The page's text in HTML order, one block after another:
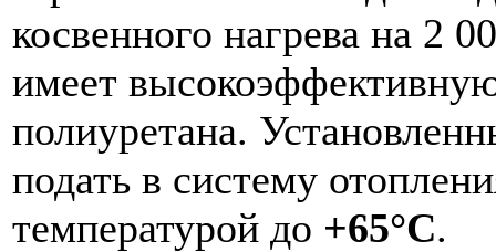
косвенного нагрева на 2
имеет
полиуретана.
подать в систему
температурой до +65°С.